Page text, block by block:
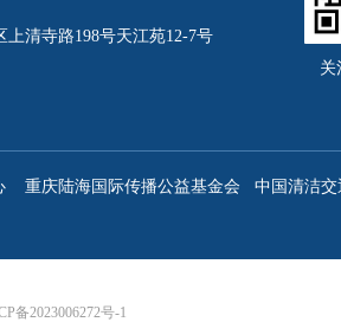
上清寺路198号天江苑12-7号
关
重庆陆海国际传播公益基金会
中国清洁
备2023006272号-1